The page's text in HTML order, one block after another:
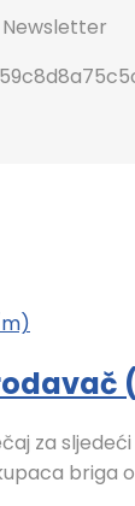
Newsletter
za